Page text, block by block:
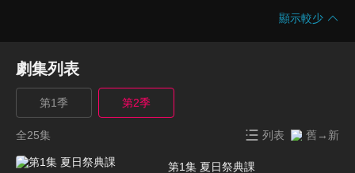
顯示較少
劇集列表
第1季 第2季
全25集 列表 舊→新
第1集 夏日祭典課